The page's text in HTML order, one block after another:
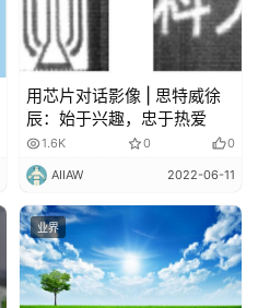
用芯片对话影像 | 思特威徐
辰：始于兴趣，忠于热爱
1.6K 0 0
AIIAW 2022-06-11
业界